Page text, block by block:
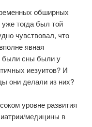
обширных
тогда был той
чувствовал, что
явная
были сны были у
иезуитов? И
они делали из них?
уровне развития
медицины в